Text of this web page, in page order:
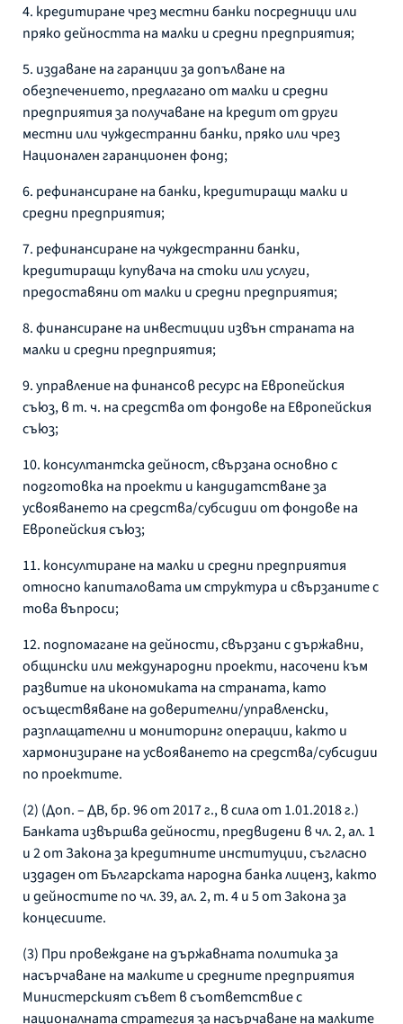
4. кредитиране чрез местни банки посредници или
пряко дейността на малки и средни предприятия;
5. издаване на гаранции за допълване на
обезпечението, предлагано от малки и средни
предприятия за получаване на кредит от други
местни или чуждестранни банки, пряко или чрез
Национален гаранционен фонд;
6. рефинансиране на банки, кредитиращи малки и
средни предприятия;
7. рефинансиране на чуждестранни банки,
кредитиращи купувача на стоки или услуги,
предоставяни от малки и средни предприятия;
8. финансиране на инвестиции извън страната на
малки и средни предприятия;
9. управление на финансов ресурс на Европейския
съюз, в т. ч. на средства от фондове на Европейския
съюз;
10. консултантска дейност, свързана основно с
подготовка на проекти и кандидатстване за
усвояването на средства/субсидии от фондове на
Европейския съюз;
11. консултиране на малки и средни предприятия
относно капиталовата им структура и свързаните с
това въпроси;
12. подпомагане на дейности, свързани с държавни,
общински или международни проекти, насочени към
развитие на икономиката на страната, като
осъществяване на доверителни/управленски,
разплащателни и мониторинг операции, както и
хармонизиране на усвояването на средства/субсидии
по проектите.
(2) (Доп. – ДВ, бр. 96 от 2017 г., в сила от 1.01.2018 г.)
Банката извършва дейности, предвидени в чл. 2, ал. 1
и 2 от Закона за кредитните институции, съгласно
издаден от Българската народна банка лиценз, както
и дейностите по чл. 39, ал. 2, т. 4 и 5 от Закона за
концесиите.
(3) При провеждане на държавната политика за
насърчаване на малките и средните предприятия
Министерският съвет в съответствие с
националната стратегия за насърчаване на малките